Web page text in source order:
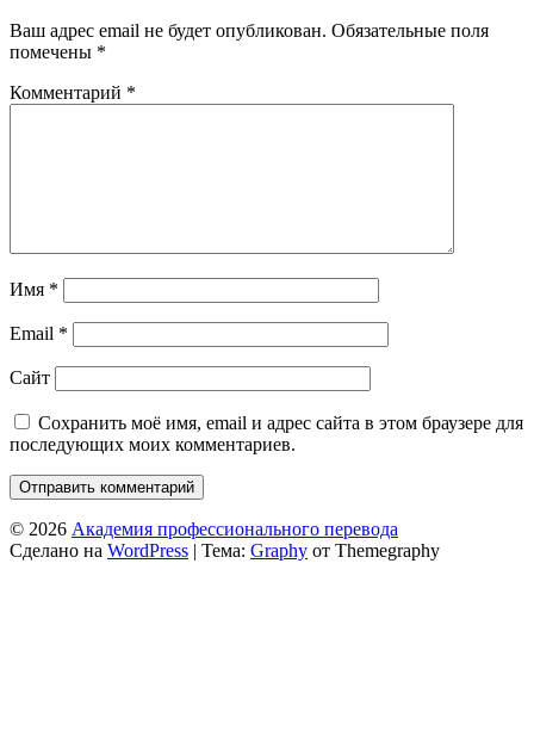
Ваш адрес email не будет опубликован. Обязательные поля
помечены *
Комментарий *
Имя *
Email *
Сайт
Сохранить моё имя, email и адрес сайта в этом браузере для
последующих моих комментариев.
© 2026 Академия профессионального перевода
Сделано на WordPress | Тема: Graphy от Themegraphy